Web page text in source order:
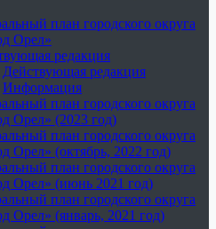
план городского округа
Орел»
редакция
Действующая редакция
Информация
план городского округа
Орел» (2023 год)
план городского округа
Орел» (октябрь, 2022 год)
план городского округа
Орел» (июнь 2021 год)
план городского округа
Орел» (январь, 2021 год)